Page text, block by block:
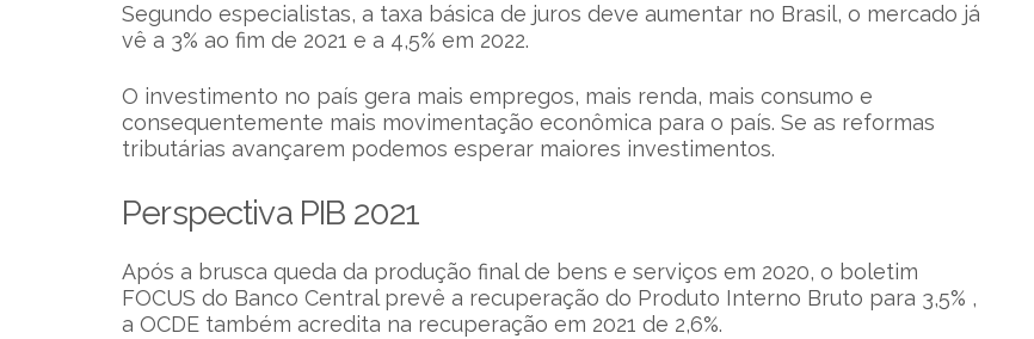
Segundo especialistas, a taxa básica de juros deve aumentar no Brasil, o mercado já
vê a 3% ao fim de 2021 e a 4,5% em 2022.
O investimento no país gera mais empregos, mais renda, mais consumo e
consequentemente mais movimentação econômica para o país. Se as reformas
tributárias avançarem podemos esperar maiores investimentos.
Perspectiva PIB 2021
Após a brusca queda da produção final de bens e serviços em 2020, o boletim
FOCUS do Banco Central prevê a recuperação do Produto Interno Bruto para 3,5% ,
a OCDE também acredita na recuperação em 2021 de 2,6%.